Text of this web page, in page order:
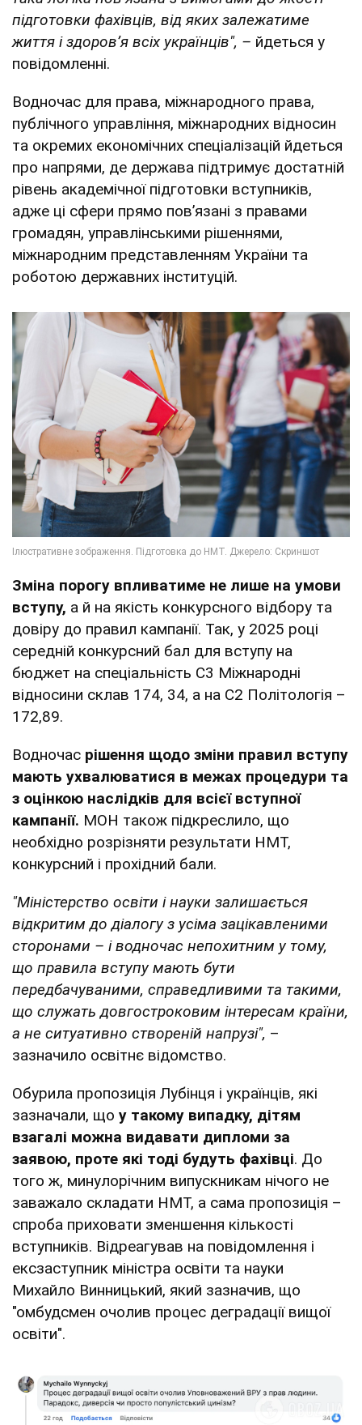
підготовки фахівців, від яких залежатиме
життя і здоров’я всіх українців", – йдеться у
повідомленні.
Водночас для права, міжнародного права,
публічного управління, міжнародних відносин
та окремих економічних спеціалізацій йдеться
про напрями, де держава підтримує достатній
рівень академічної підготовки вступників,
адже ці сфери прямо пов’язані з правами
громадян, управлінськими рішеннями,
міжнародним представленням України та
роботою державних інституцій.
Зміна порогу впливатиме не лише на умови
вступу, а й на якість конкурсного відбору та
довіру до правил кампанії. Так, у 2025 році
середній конкурсний бал для вступу на
бюджет на спеціальність С3 Міжнародні
відносини склав 174, 34, а на С2 Політологія –
172,89.
Водночас рішення щодо зміни правил вступу
мають ухвалюватися в межах процедури та
з оцінкою наслідків для всієї вступної
кампанії. МОН також підкреслило, що
необхідно розрізняти результати НМТ,
конкурсний і прохідний бали.
"Міністерство освіти і науки залишається
відкритим до діалогу з усіма зацікавленими
сторонами – і водночас непохитним у тому,
що правила вступу мають бути
передбачуваними, справедливими та такими,
що служать довгостроковим інтересам країни,
а не ситуативно створеній напрузі", –
зазначило освітнє відомство.
Обурила пропозиція Лубінця і українців, які
зазначали, що у такому випадку, дітям
взагалі можна видавати дипломи за
заявою, проте які тоді будуть фахівці. До
того ж, минулорічним випускникам нічого не
заважало складати НМТ, а сама пропозиція –
спроба приховати зменшення кількості
вступників. Відреагував на повідомлення і
ексзаступник міністра освіти та науки
Михайло Винницький, який зазначив, що
"омбудсмен очолив процес деградації вищої
освіти".